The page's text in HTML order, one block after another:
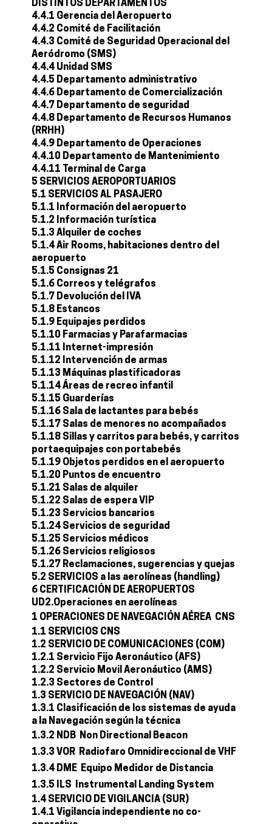
DISTINTOS DEPARTAMENTOS
4.4.1 Gerencia del Aeropuerto
4.4.2 Comité de Facilitación
4.4.3 Comité de Seguridad Operacional del
Aeródromo (SMS)
4.4.4 Unidad SMS
4.4.5 Departamento administrativo
4.4.6 Departamento de Comercialización
4.4.7 Departamento de seguridad
4.4.8 Departamento de Recursos Humanos
(RRHH)
4.4.9 Departamento de Operaciones
4.4.10 Departamento de Mantenimiento
4.4.11 Terminal de Carga
5 SERVICIOS AEROPORTUARIOS
5.1 SERVICIOS AL PASAJERO
5.1.1 Información del aeropuerto
5.1.2 Información turística
5.1.3 Alquiler de coches
5.1.4 Air Rooms, habitaciones dentro del
aeropuerto
5.1.5 Consignas 21
5.1.6 Correos y telégrafos
5.1.7 Devolución del IVA
5.1.8 Estancos
5.1.9 Equipajes perdidos
5.1.10 Farmacias y Parafarmacias
5.1.11 Internet-impresión
5.1.12 Intervención de armas
5.1.13 Máquinas plastificadoras
5.1.14 Áreas de recreo infantil
5.1.15 Guarderías
5.1.16 Sala de lactantes para bebés
5.1.17 Salas de menores no acompañados
5.1.18 Sillas y carritos para bebés, y carritos
portaequipajes con portabebés
5.1.19 Objetos perdidos en el aeropuerto
5.1.20 Puntos de encuentro
5.1.21 Salas de alquiler
5.1.22 Salas de espera VIP
5.1.23 Servicios bancarios
5.1.24 Servicios de seguridad
5.1.25 Servicios médicos
5.1.26 Servicios religiosos
5.1.27 Reclamaciones, sugerencias y quejas
5.2 SERVICIOS a las aerolíneas (handling)
6 CERTIFICACIÓN DE AEROPUERTOS
UD2.Operaciones en aerolíneas
1 OPERACIONES DE NAVEGACIÓN AÉREA  CNS
1.1 SERVICIOS CNS
1.2 SERVICIO DE COMUNICACIONES (COM)
1.2.1 Servicio Fijo Aeronáutico (AFS)
1.2.2 Servicio Movil Aeronáutico (AMS)
1.2.3 Sectores de Control
1.3 SERVICIO DE NAVEGACIÓN (NAV)
1.3.1 Clasificación de los sistemas de ayuda
a la Navegación según la técnica
1.3.2 NDB  Non Directional Beacon
1.3.3 VOR  Radiofaro Omnidireccional de VHF
1.3.4 DME  Equipo Medidor de Distancia
1.3.5 ILS  Instrumental Landing System
1.4 SERVICIO DE VIGILANCIA (SUR)
1.4.1 Vigilancia independiente no co-